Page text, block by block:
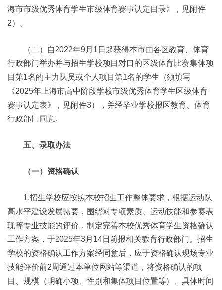
海市市级优秀体育学生市级体育赛事认定目录》，见附件
2）。
（二）自2022年9月1日起获得本市由各区教育、体育
行政部门举办并与招生学校项目对口的区级体育比赛集体项
目第1名的主力队员或个人项目第1名的学生（须填写
《2025年上海市高中阶段学校市级优秀体育学生区级体育
赛事认定表》，见附件3），并经毕业学校报区教育、体育
行政部门同意。
五、录取办法
（一）资格确认
1.招生学校应按照本校招生工作整体要求，根据运动队
高水平建设发展需要，围绕对专项素质、运动技能和参赛表
现等专业技能的评价，制定完善本校优秀体育学生资格确认
工作方案，于2025年3月14日前报相关教育行政部门。招生
学校的资格确认工作方案经同意后，应于资格确认现场专业
技能评价前2周通过本单位网站等渠道，将资格确认的项
目、规模（明确小项、性别和集体项目位置等）、具体时间